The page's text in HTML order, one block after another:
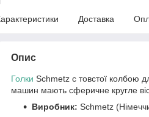
Доставка
Опис
Голки Schmetz c товстої колбою
машин мають сферичне кругле
Виробник: Schmetz